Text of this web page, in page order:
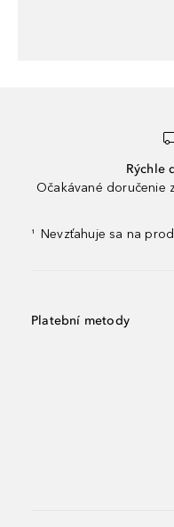
Rýchle
Očakávané doručenie
¹ Nevzťahuje sa na
Platební metody